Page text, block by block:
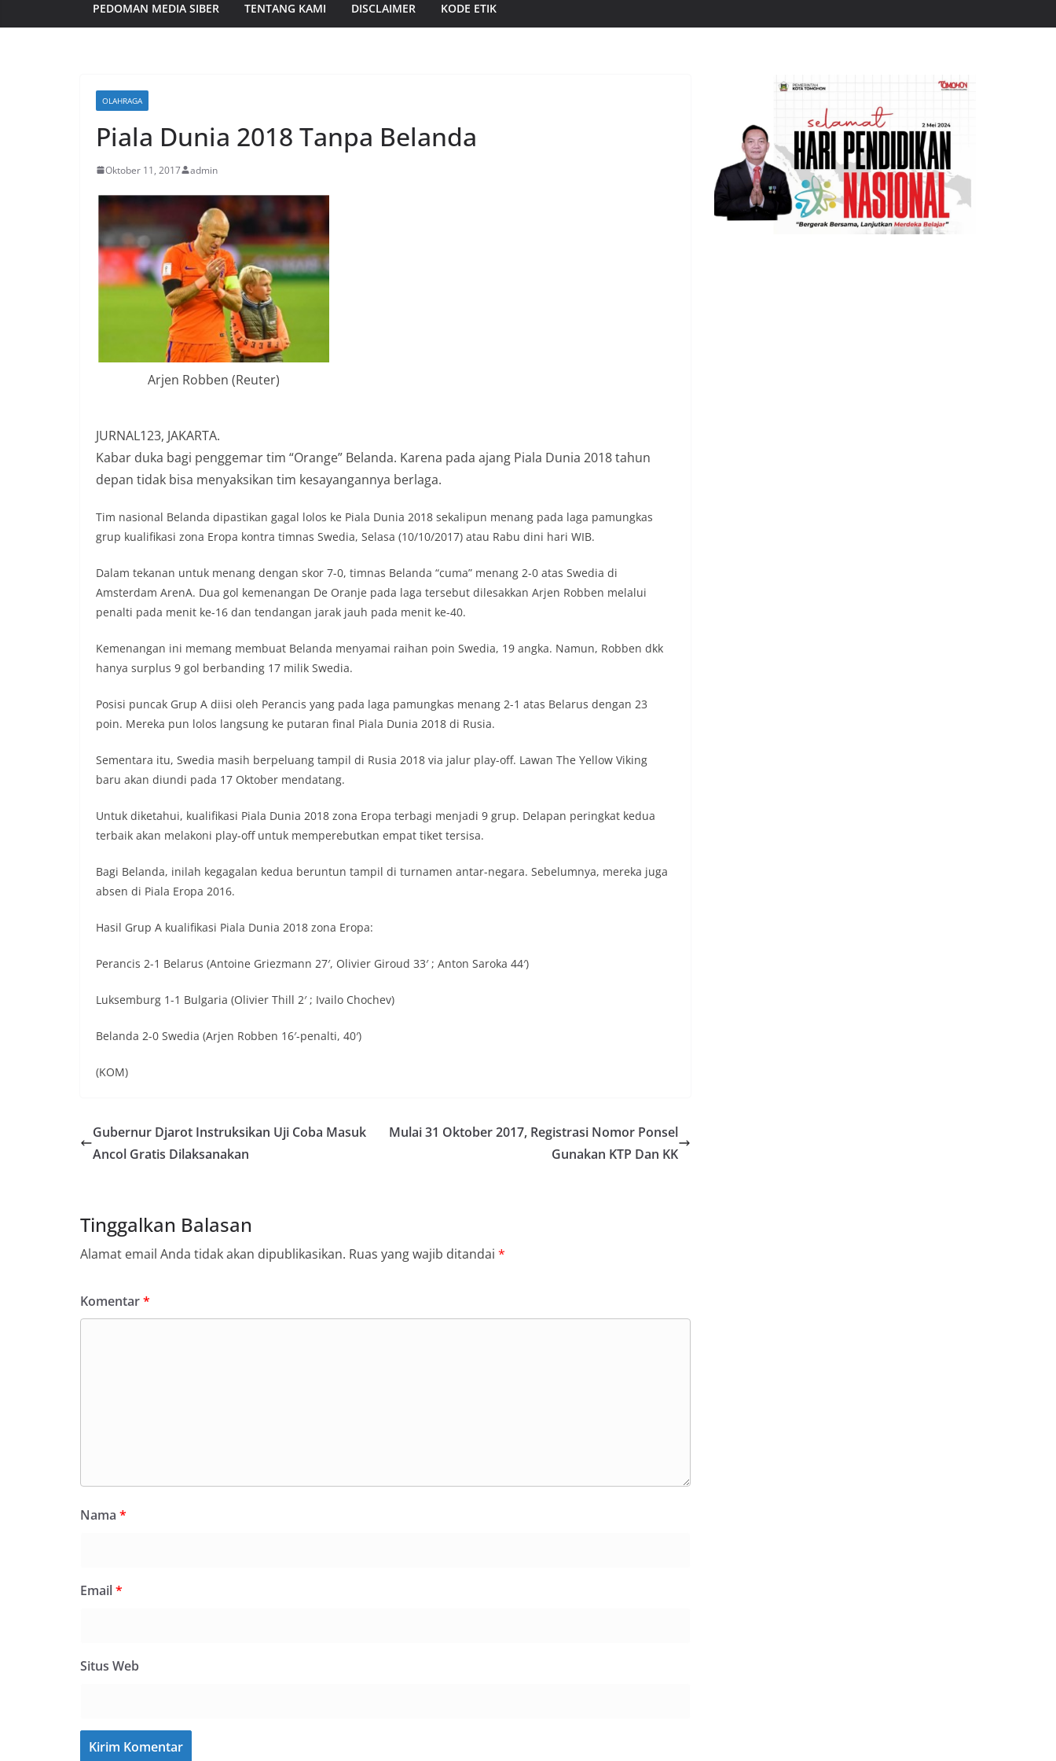
PEDOMAN MEDIA SIBER TENTANG KAMI DISCLAIMER KODE ETIK
OLAHRAGA
Piala Dunia 2018 Tanpa Belanda
Oktober 11, 2017 admin
Arjen Robben (Reuter)
JURNAL123, JAKARTA.
Kabar duka bagi penggemar tim “Orange” Belanda. Karena pada ajang Piala Dunia 2018 tahun
depan tidak bisa menyaksikan tim kesayangannya berlaga.
Tim nasional Belanda dipastikan gagal lolos ke Piala Dunia 2018 sekalipun menang pada laga pamungkas
grup kualifikasi zona Eropa kontra timnas Swedia, Selasa (10/10/2017) atau Rabu dini hari WIB.
Dalam tekanan untuk menang dengan skor 7-0, timnas Belanda “cuma” menang 2-0 atas Swedia di
Amsterdam ArenA. Dua gol kemenangan De Oranje pada laga tersebut dilesakkan Arjen Robben melalui
penalti pada menit ke-16 dan tendangan jarak jauh pada menit ke-40.
Kemenangan ini memang membuat Belanda menyamai raihan poin Swedia, 19 angka. Namun, Robben dkk
hanya surplus 9 gol berbanding 17 milik Swedia.
Posisi puncak Grup A diisi oleh Perancis yang pada laga pamungkas menang 2-1 atas Belarus dengan 23
poin. Mereka pun lolos langsung ke putaran final Piala Dunia 2018 di Rusia.
Sementara itu, Swedia masih berpeluang tampil di Rusia 2018 via jalur play-off. Lawan The Yellow Viking
baru akan diundi pada 17 Oktober mendatang.
Untuk diketahui, kualifikasi Piala Dunia 2018 zona Eropa terbagi menjadi 9 grup. Delapan peringkat kedua
terbaik akan melakoni play-off untuk memperebutkan empat tiket tersisa.
Bagi Belanda, inilah kegagalan kedua beruntun tampil di turnamen antar-negara. Sebelumnya, mereka juga
absen di Piala Eropa 2016.
Hasil Grup A kualifikasi Piala Dunia 2018 zona Eropa:
Perancis 2-1 Belarus (Antoine Griezmann 27′, Olivier Giroud 33′ ; Anton Saroka 44′)
Luksemburg 1-1 Bulgaria (Olivier Thill 2′ ; Ivailo Chochev)
Belanda 2-0 Swedia (Arjen Robben 16′-penalti, 40′)
(KOM)
Gubernur Djarot Instruksikan Uji Coba Masuk
Ancol Gratis Dilaksanakan
Mulai 31 Oktober 2017, Registrasi Nomor Ponsel
Gunakan KTP Dan KK
Tinggalkan Balasan
Alamat email Anda tidak akan dipublikasikan. Ruas yang wajib ditandai *
Komentar*
Nama *
Email*
Situs Web